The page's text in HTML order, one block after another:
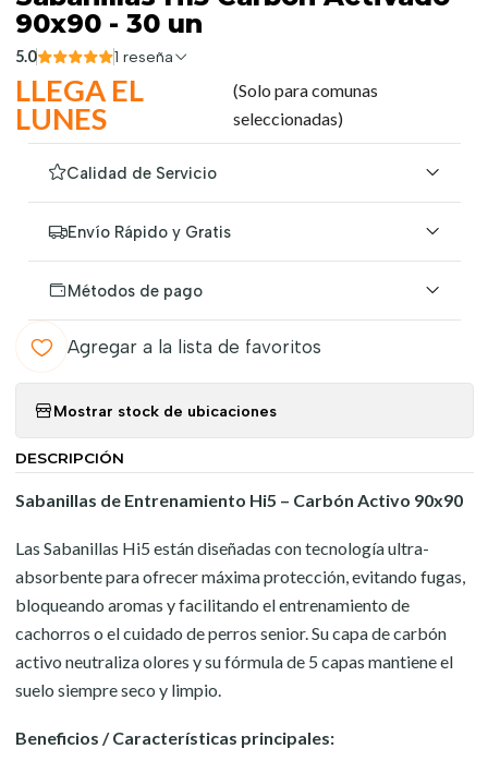
90x90 - 30 un
5.0 1 reseña
LLEGA EL
LUNES
(Solo para comunas
seleccionadas)
Calidad de Servicio
Envío Rápido y Gratis
Métodos de pago
Agregar a la lista de favoritos
Mostrar stock de ubicaciones
DESCRIPCIÓN
Sabanillas de Entrenamiento Hi5 – Carbón Activo 90x90
Las Sabanillas Hi5 están diseñadas con tecnología ultra-
absorbente para ofrecer máxima protección, evitando fugas,
bloqueando aromas y facilitando el entrenamiento de
cachorros o el cuidado de perros senior. Su capa de carbón
activo neutraliza olores y su fórmula de 5 capas mantiene el
suelo siempre seco y limpio.
Beneficios / Características principales: